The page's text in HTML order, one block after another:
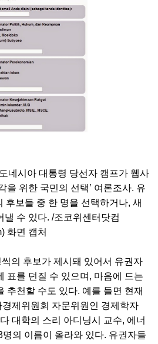
네시아 대통령 당선자 캠프가 웹사
을 위한 국민의 선택’ 여론조사. 유
후보들 중 한 명을 선택하거나, 새
낼 수 있다. /조코위센터닷컴
화면 캡처
의 후보가 제시돼 있어서 유권자
표를 던질 수 있으며, 마음에 드는
추천할 수도 있다. 예를 들면 현재
제위원회 자문위원인 경제학자
대학의 스리 아디닝시 교수, 에너
의 이름이 올라와 있다. 유권자들